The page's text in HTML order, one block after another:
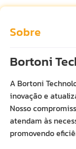
Sobre
Bortoni
A Bortoni
inovação e
Nosso
atendam às
promovendo